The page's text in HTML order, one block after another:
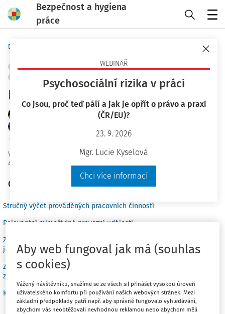
Bezpečnost a hygiena
práce
WEBINÁŘ
Psychosociální rizika v práci
Co jsou, proč teď pálí a jak je opřít o právo a praxi
(ČR/EU)?
23. 9. 2026
Mgr. Lucie Kyselová
Chci více informací
Domů
STROJNÍ A TECHNICKÁ ZAŘÍZENÍ, NÁŘADÍ
MANIPULACE S BŘEMENY
+ PŘIDAT VLASTNÍ
Lodník – převozník
doc. RNDr. Mgr. Petr A. Skřehot Ph.D.
Znalecký ústav bezpečnosti a ochrany zdraví, z.ú.
Vydáno
4 minuty čtení
Obsah
Stručný výčet prováděných pracovních činností
Relevantní mimořádné provozní události
Základní opatření pro předcházení mimořádným událostem nebo
jejich následkům
Základní právní předpisy, které se týkají výkonu práce (v platném
znění)
Karta BOZP pro profesi ke stažení
Aby web fungoval jak má (souhlas
s cookies)
Vážený návštěvníku, snažíme se ze všech sil přinášet vysokou úroveň
uživatelského komfortu při používání našich webových stránek. Mezi
základní předpoklady patří např. aby správně fungovalo vyhledávání,
abychom vás neobtěžovali nevhodnou reklamou nebo abychom měli